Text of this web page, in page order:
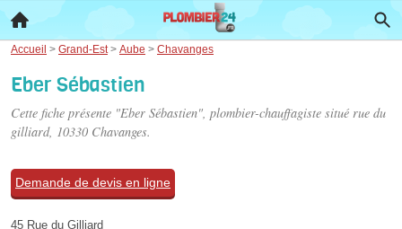
Accueil > Grand-Est > Aube > Chavanges
Eber Sébastien
Cette fiche présente "Eber Sébastien", plombier-chauffagiste situé rue du
gilliard, 10330 Chavanges.
Demande de devis en ligne
45 Rue du Gilliard